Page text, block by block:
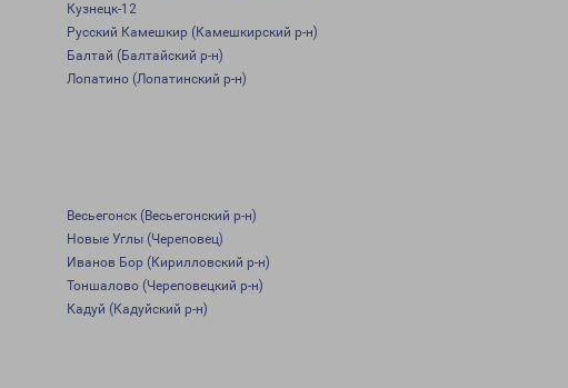
Кузнецк-12
Русский Камешкир (Камешкирский р-н)
Балтай (Балтайский р-н)
Лопатино (Лопатинский р-н)
Весьегонск (Весьегонский р-н)
Новые Углы (Череповец)
Иванов Бор (Кирилловский р-н)
Тоншалово (Череповецкий р-н)
Кадуй (Кадуйский р-н)